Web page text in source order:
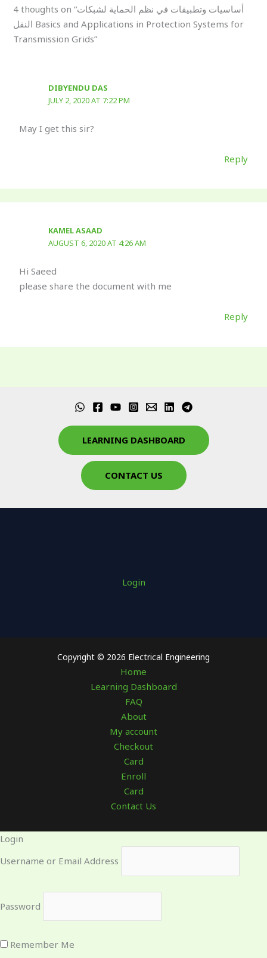
4 thoughts on “أساسيات وتطبيقات في نظم الحماية لشبكات
النقل Basics and Applications in Protection Systems for
Transmission Grids”
DIBYENDU DAS
JULY 2, 2020 AT 7:22 PM
May I get this sir?
Reply
KAMEL ASAAD
AUGUST 6, 2020 AT 4:26 AM
Hi Saeed
please share the document with me
Reply
LEARNING DASHBOARD
CONTACT US
Login
Copyright © 2026 Electrical Engineering
Home
Learning Dashboard
FAQ
About
My account
Checkout
Card
Enroll
Card
Contact Us
Login
Username or Email Address
Password
Remember Me